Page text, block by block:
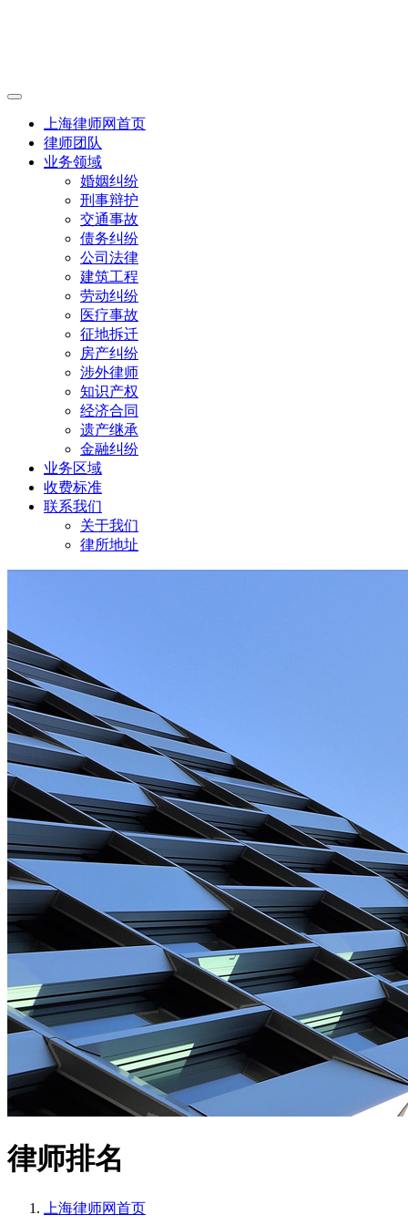
上海律师网首页
律师团队
业务领域
婚姻纠纷
刑事辩护
交通事故
债务纠纷
公司法律
建筑工程
劳动纠纷
医疗事故
征地拆迁
房产纠纷
涉外律师
知识产权
经济合同
遗产继承
金融纠纷
业务区域
收费标准
联系我们
关于我们
律所地址
律师排名
上海律师网首页